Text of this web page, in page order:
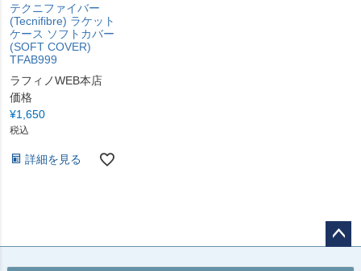
テクニファイバー
(Tecnifibre) ラケット
ケース ソフトカバー
(SOFT COVER)
TFAB999
ラフィノWEB本店
価格
¥1,650
税込
詳細を見る